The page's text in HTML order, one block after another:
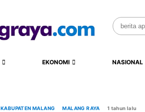
Search
for:
EKONOMI NASIONAL
KABUPATEN MALANG MALANG RAYA 1 tahun lalu